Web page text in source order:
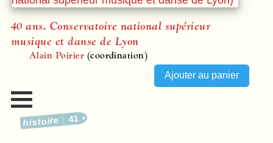
40 ans. Conservatoire national supérieur
musique et danse de Lyon
Alain Poirier (coordination)
histoire 41